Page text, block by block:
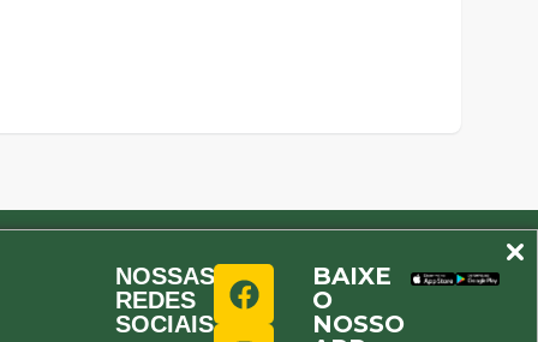
NOSSAS
REDES
SOCIAIS
BAIXE
O
NOSSO